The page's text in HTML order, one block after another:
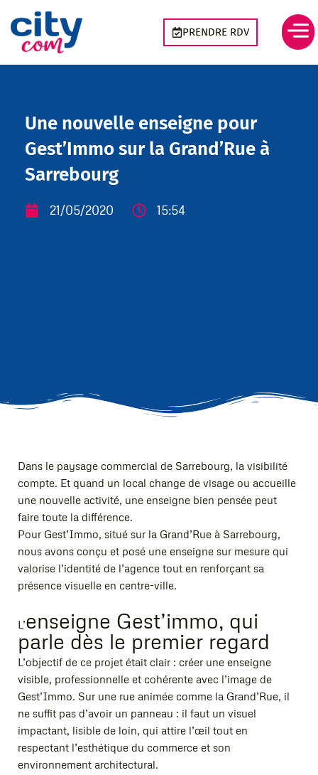
contenu
PRENDRE RDV
Une nouvelle enseigne pour
Gest’Immo sur la Grand’Rue à
Sarrebourg
21/05/2020 15:54
Dans le paysage commercial de Sarrebourg, la visibilité
compte. Et quand un local change de visage ou accueille
une nouvelle activité, une enseigne bien pensée peut
faire toute la différence.
Pour Gest’Immo, situé sur la Grand’Rue à Sarrebourg,
nous avons conçu et posé une enseigne sur mesure qui
valorise l’identité de l’agence tout en renforçant sa
présence visuelle en centre-ville.
L’enseigne Gest’immo, qui
parle dès le premier regard
L’objectif de ce projet était clair : créer une enseigne
visible, professionnelle et cohérente avec l’image de
Gest’Immo. Sur une rue animée comme la Grand’Rue, il
ne suffit pas d’avoir un panneau : il faut un visuel
impactant, lisible de loin, qui attire l’œil tout en
respectant l’esthétique du commerce et son
environnement architectural.
Panneau de gestion des cookies